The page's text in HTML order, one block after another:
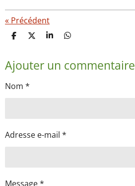
« Précédent
P
t
a
e
P
t
a
P
t
a
P
t
a
Ajouter un commentaire
Nom *
Adresse e-mail *
Message *